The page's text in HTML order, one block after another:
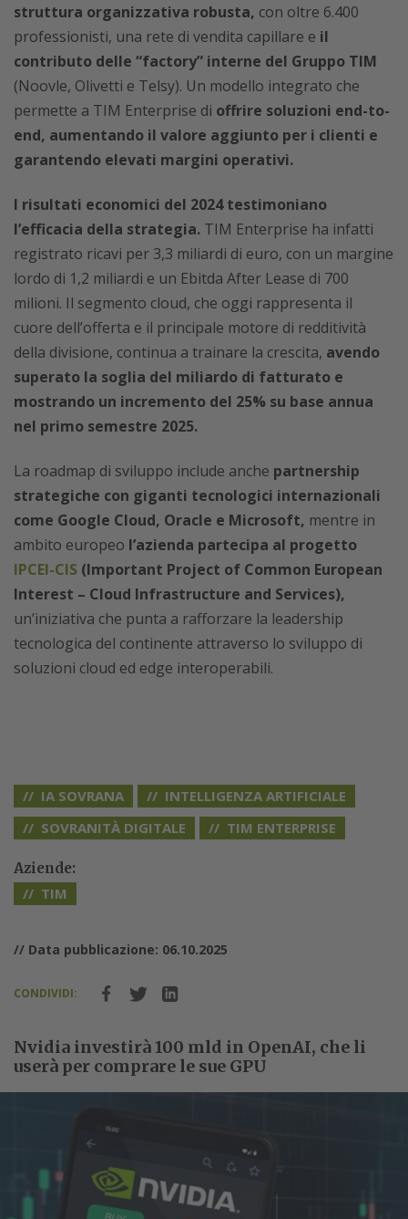
struttura organizzativa robusta, con oltre 6.400
professionisti, una rete di vendita capillare e il
contributo delle “factory” interne del Gruppo TIM
(Noovle, Olivetti e Telsy). Un modello integrato che
permette a TIM Enterprise di offrire soluzioni end-to-
end, aumentando il valore aggiunto per i clienti e
garantendo elevati margini operativi.
I risultati economici del 2024 testimoniano
l’efficacia della strategia. TIM Enterprise ha infatti
registrato ricavi per 3,3 miliardi di euro, con un margine
lordo di 1,2 miliardi e un Ebitda After Lease di 700
milioni. Il segmento cloud, che oggi rappresenta il
cuore dell’offerta e il principale motore di redditività
della divisione, continua a trainare la crescita, avendo
superato la soglia del miliardo di fatturato e
mostrando un incremento del 25% su base annua
nel primo semestre 2025.
La roadmap di sviluppo include anche partnership
strategiche con giganti tecnologici internazionali
come Google Cloud, Oracle e Microsoft, mentre in
ambito europeo l’azienda partecipa al progetto
IPCEI-CIS (Important Project of Common European
Interest – Cloud Infrastructure and Services),
un’iniziativa che punta a rafforzare la leadership
tecnologica del continente attraverso lo sviluppo di
soluzioni cloud ed edge interoperabili.
IA SOVRANA
INTELLIGENZA ARTIFICIALE
SOVRANITÀ DIGITALE
TIM ENTERPRISE
Aziende:
TIM
// Data pubblicazione: 06.10.2025
CONDIVIDI:
Nvidia investirà 100 mld in OpenAI, che li
userà per comprare le sue GPU